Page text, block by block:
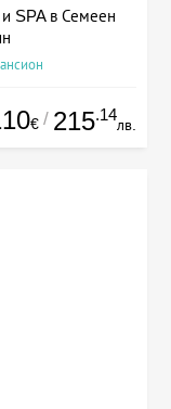
SPA в Семеен
€ / 215.14
лв.